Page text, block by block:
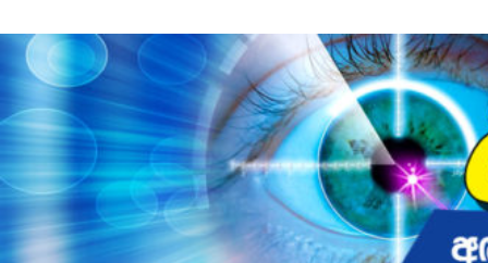
to
contentvinivida.lk